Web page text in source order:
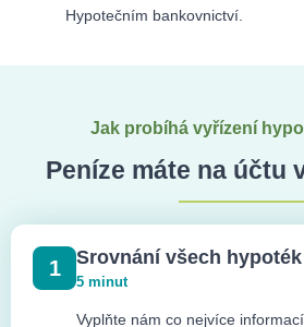
Hypotečním bankovnictví.
Jak probíhá vyřízení
Peníze máte na účtu
1 Srovnání všech hypoték
5 minut
Vyplňte nám co nejvíce